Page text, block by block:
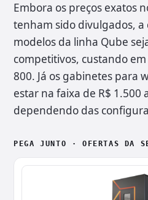
Embora os preços exatos
tenham sido divulgados, a
modelos da linha Qube
competitivos, custando
800. Já os gabinetes para
estar na faixa de R$ 1.500
dependendo das
PEGA JUNTO · OFERTAS DA